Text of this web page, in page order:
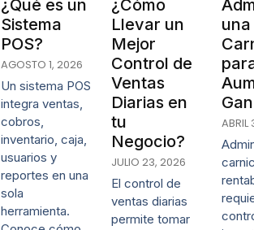
¿Qué es un
Sistema
POS?
AGOSTO 1, 2026
Un sistema POS
integra ventas,
cobros,
inventario, caja,
usuarios y
reportes en una
sola
herramienta.
¿Cómo
Llevar un
Mejor
Control de
Ventas
Diarias en
tu
Negocio?
JULIO 23, 2026
El control de
ventas diarias
permite tomar
una